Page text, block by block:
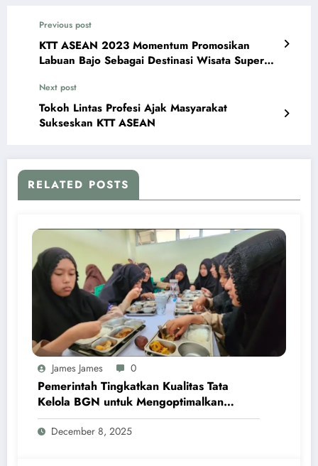
Previous post
KTT ASEAN 2023 Momentum Promosikan
Labuan Bajo Sebagai Destinasi Wisata Super
Next post
Tokoh Lintas Profesi Ajak Masyarakat
Sukseskan KTT ASEAN
RELATED POSTS
James James 0
Pemerintah Tingkatkan Kualitas Tata
Kelola BGN untuk Mengoptimalkan
Program MBG
December 8, 2025